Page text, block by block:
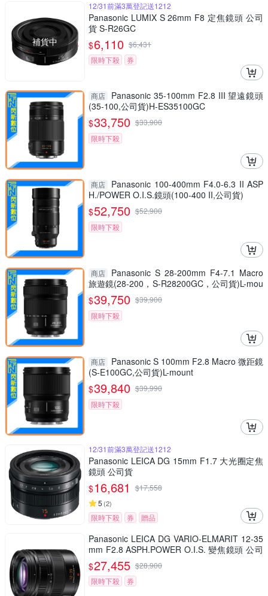
補貨中
12/31前滿3萬登記送1212
Panasonic LUMIX S 26mm F8 定焦鏡頭 公司
貨 S-R26GC
$6,110 $6,431
限時下殺
券
商店
Panasonic 35-100mm F2.8 III 望遠鏡頭
(35-100,公司貨)H-ES35100GC
$33,750 $33,900
限時下殺
商店
Panasonic 100-400mm F4.0-6.3 II ASP
H./POWER O.I.S.鏡頭(100-400 II,公司貨)
$52,750 $52,900
限時下殺
商店
Panasonic S 28-200mm F4-7.1 Macro
旅遊鏡(28-200，S-R28200GC，公司貨)L-mou
nt
$39,750 $39,900
限時下殺
商店
Panasonic S 100mm F2.8 Macro 微距鏡
(S-E100GC,公司貨)L-mount
$39,840 $39,990
限時下殺
12/31前滿3萬登記送1212
Panasonic LEICA DG 15mm F1.7 大光圈定焦
鏡頭 公司貨
$16,681 $17,558
5 (2)
限時下殺 券 贈品
Panasonic LEICA DG VARIO-ELMARIT 12-35
mm F2.8 ASPH.POWER O.I.S. 變焦鏡頭 公司
貨 H-ES12035
$27,455 $28,900
限時下殺
券